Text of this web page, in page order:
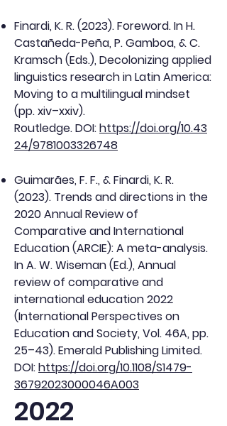
Finardi, K. R. (2023). Foreword. In H.
Castañeda-Peña, P. Gamboa, & C.
Kramsch (Eds.), Decolonizing applied
linguistics research in Latin America:
Moving to a multilingual mindset
(pp. xiv–xxiv).
Routledge.DOI:https://doi.org/10.43
24/9781003326748
Guimarães, F. F., & Finardi, K. R.
(2023). Trends and directions in the
2020 Annual Review of
Comparative and International
Education (ARCIE): A meta-analysis.
In A. W. Wiseman (Ed.), Annual
review of comparative and
international education 2022
(International Perspectives on
Education and Society, Vol. 46A, pp.
25–43). Emerald Publishing Limited.
DOI:https://doi.org/10.1108/S1479-
36792023000046A003
2022